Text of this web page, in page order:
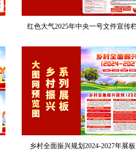
红色大气2025年中央一号文件宣传
乡村全面振兴规划2024-2027年展